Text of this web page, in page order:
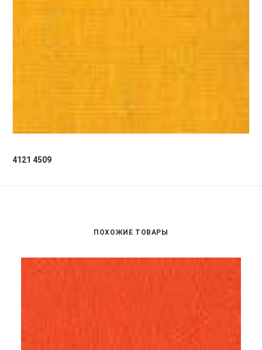
4121 4509
ПОХОЖИЕ ТОВАРЫ